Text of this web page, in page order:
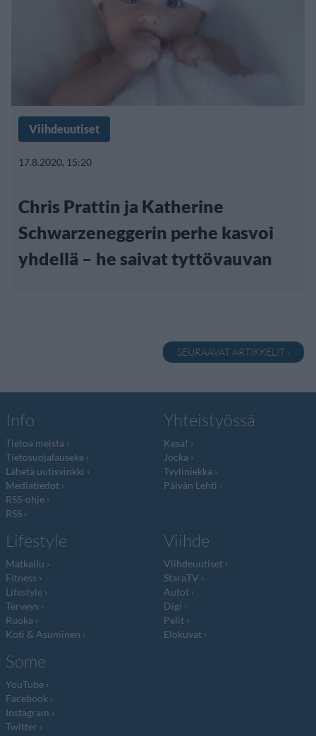
Viihdeuutiset
17.8.2020, 15:20
Chris Prattin ja Katherine
Schwarzeneggerin perhe kasvoi
yhdellä – he saivat tyttövauvan
SEURAAVAT ARTIKKELIT ›
Info
Tietoa meistä
Tietosuojalauseke
Lähetä uutisvinkki
Mediatiedot
RSS-ohje
RSS
Yhteistyössä
Kesä!
Jocka
Tyyliniekka
Päivän Lehti
Lifestyle
Matkailu
Fitness
Lifestyle
Terveys
Ruoka
Koti & Asuminen
Viihde
Viihdeuutiset
StaraTV
Autot
Digi
Pelit
Elokuvat
Some
YouTube
Facebook
Instagram
Twitter